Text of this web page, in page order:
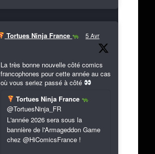
Tortues Ninja France 5 Avr
La très bonne nouvelle côté comics
francophones pour cette année au cas
où vous seriez passé à côté
Tortues Ninja France
@TortuesNinja_FR
L'année 2026 sera sous la
bannière de l'Armageddon Game
chez @HiComicsFrance !